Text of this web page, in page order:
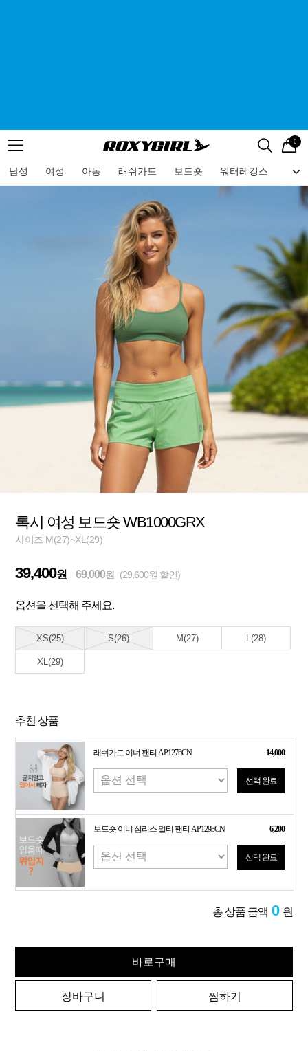
메뉴 검색
로고 0
남성 여성 아동 래쉬가드 보드숏 워터레깅스 비
메뉴
록시 여성 보드숏 WB1000GRX
사이즈 M(27)~XL(29)
39,400원 69,000원 (29,600원 할인)
옵션을 선택해 주세요.
XS(25) S(26) M(27) L(28)
XL(29)
추천 상품
래쉬가드 이너 팬티 AP1276CN 14,000
선택 완료
보드숏 이너 심리스 멀티 팬티 AP1293CN 6,200
선택 완료
총 상품 금액 0 원
바로구매
장바구니 찜하기